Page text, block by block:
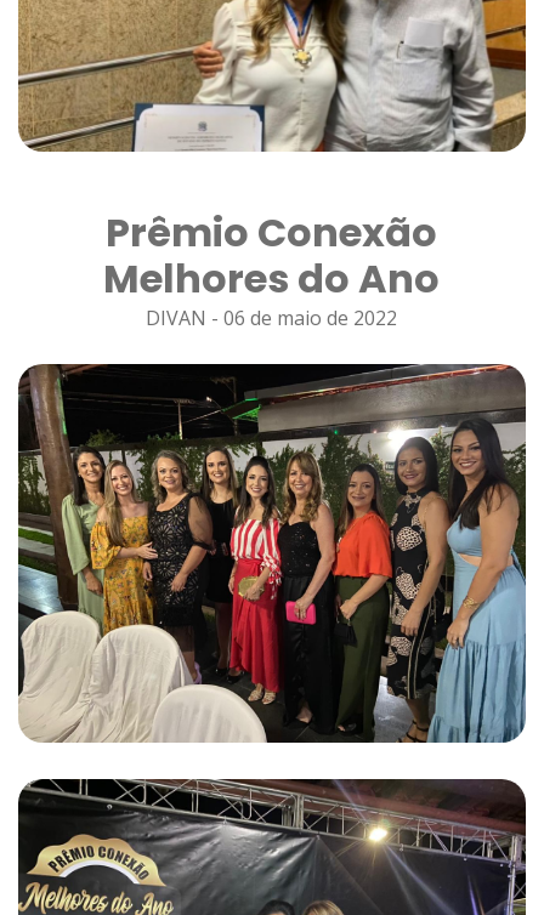
Prêmio Conexão
Melhores do Ano
DIVAN - 06 de maio de 2022